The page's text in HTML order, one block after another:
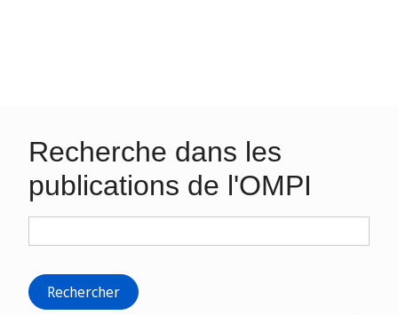
Recherche dans les
publications de l'OMPI
Rechercher